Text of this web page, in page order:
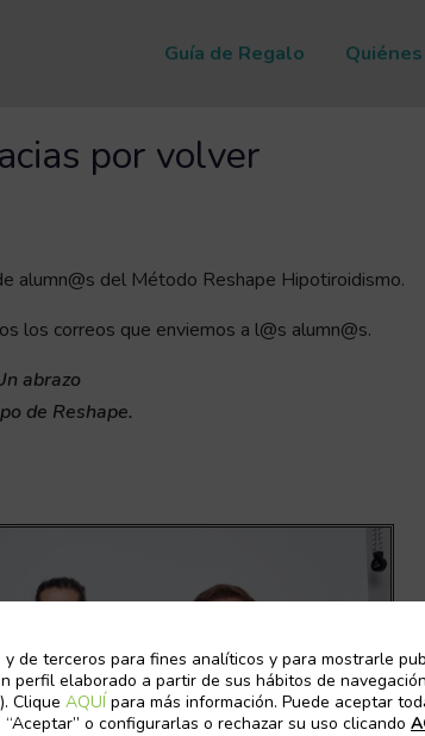
Guía de Regalo
por volver
alumn@s del Método Reshape Hipotiroidismo.
los correos que enviemos a l@s alumn@s.
abrazo
de Reshape.
y de terceros para fines analíticos y para mostrarle
perfil elaborado a partir de sus hábitos de
Clique AQUÍ para más información. Puede aceptar
o configurarlas o rechazar su uso clicando